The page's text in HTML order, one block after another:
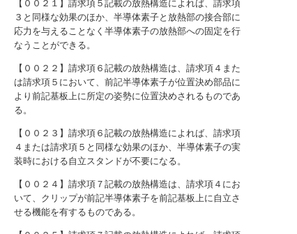
【００２１】請求項５記載の放熱構造によれば、請求項
３と同様な効果のほか、半導体素子と放熱部の接合部に
応力を与えることなく半導体素子の放熱部への固定を行
なうことができる。
【００２２】請求項６記載の放熱構造は、請求項４また
は請求項５において、前記半導体素子が位置決め部品に
より前記基板上に所定の姿勢に位置決めされるものであ
る。
【００２３】請求項６記載の放熱構造によれば、請求項
４または請求項５と同様な効果のほか、半導体素子の実
装時における自立スタンドが不要になる。
【００２４】請求項７記載の放熱構造は、請求項４にお
いて、クリップが前記半導体素子を前記基板上に自立さ
せる機能を有するものである。